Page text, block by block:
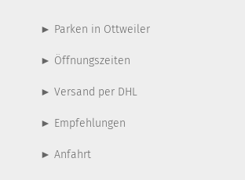
► Parken in Ottweiler
► Öffnungszeiten
► Versand per DHL
► Empfehlungen
► Anfahrt